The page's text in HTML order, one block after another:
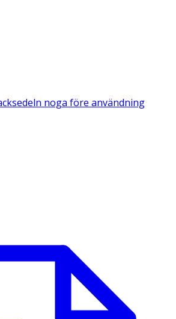
noga före användning